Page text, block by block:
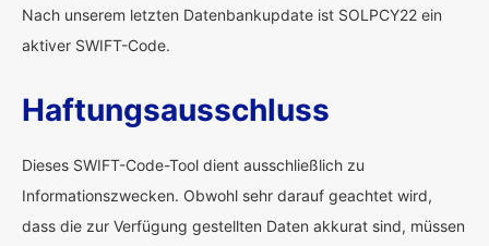
Nach unserem letzten Datenbankupdate ist SOLPCY22 ein
aktiver SWIFT-Code.
Haftungsausschluss
Dieses SWIFT-Code-Tool dient ausschließlich zu
Informationszwecken. Obwohl sehr darauf geachtet wird,
dass die zur Verfügung gestellten Daten akkurat sind, müssen